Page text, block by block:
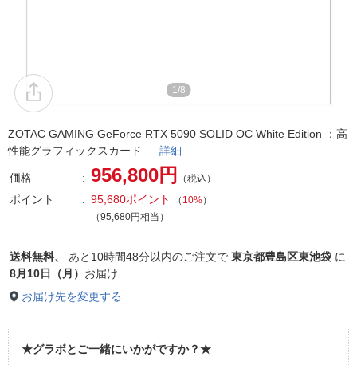
1/8
ZOTAC GAMING GeForce RTX 5090 SOLID OC White Edition ：高
性能グラフィックスカード 詳細
価格 956,800円 （税込）
ポイント 95,680ポイント （ 10%）
（95,680円相当）
送料無料、 あと 10時間48分以内のご注文で 東京都豊島区東池袋 に
8月10日（月） お届け
お届け先を変更する
★グラボとご一緒にいかがですか？★